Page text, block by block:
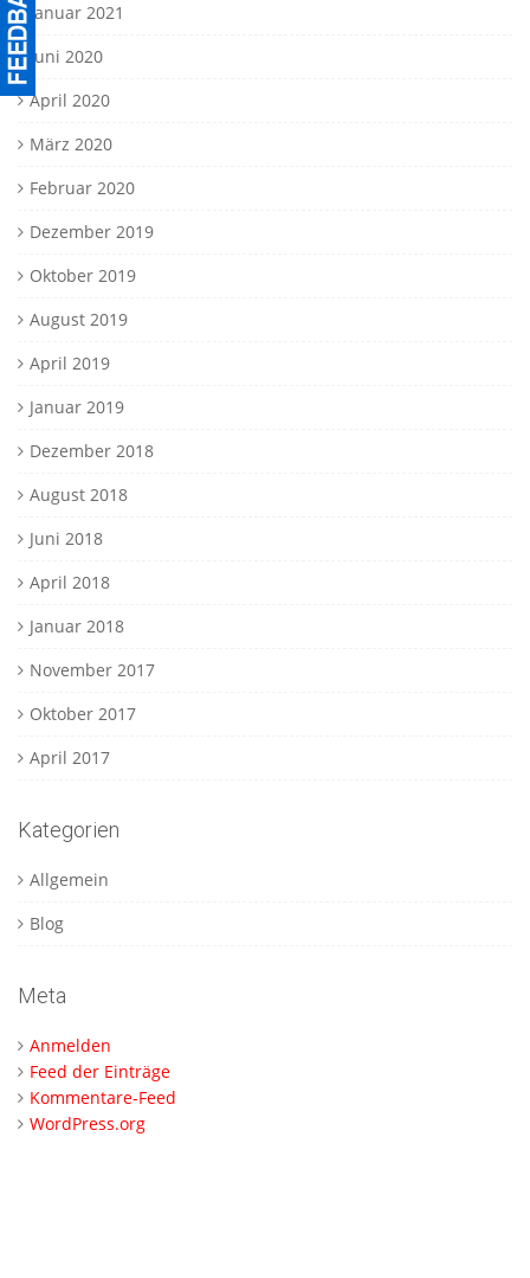
Januar 2021
Juni 2020
April 2020
März 2020
Februar 2020
Dezember 2019
Oktober 2019
August 2019
April 2019
Januar 2019
Dezember 2018
August 2018
Juni 2018
April 2018
Januar 2018
November 2017
Oktober 2017
April 2017
Kategorien
Allgemein
Blog
Meta
Anmelden
Feed der Einträge
Kommentare-Feed
WordPress.org